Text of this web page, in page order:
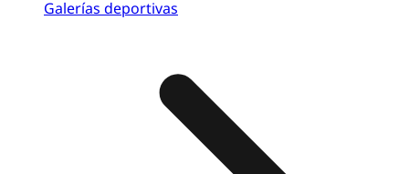
Galerías deportivas